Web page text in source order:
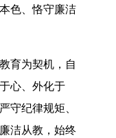
色、恪守廉洁
育为契机，自
心、外化于
守纪律规矩、
洁从教，始终